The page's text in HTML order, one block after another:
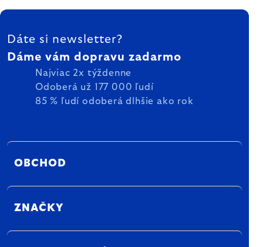
ZÁPÄTIE
Dáte si newsletter?
Dáme vám dopravu zadarmo
Najviac 2x týždenne
Odoberá už 177 000 ľudí
85 % ľudí odoberá dlhšie ako rok
OBCHOD
ZNAČKY